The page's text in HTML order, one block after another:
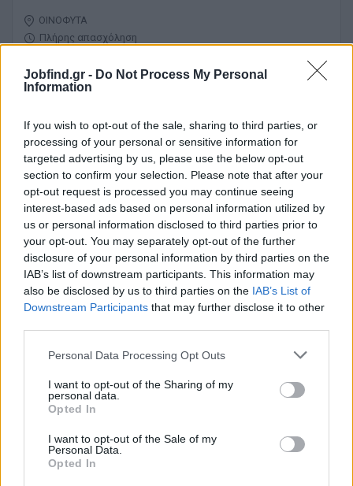
Jobfind.gr - Do Not Process My Personal
Information
If you wish to opt-out of the sale, sharing to third parties, or
processing of your personal or sensitive information for
targeted advertising by us, please use the below opt-out
section to confirm your selection. Please note that after your
opt-out request is processed you may continue seeing
interest-based ads based on personal information utilized by
us or personal information disclosed to third parties prior to
your opt-out. You may separately opt-out of the further
disclosure of your personal information by third parties on the
IAB’s list of downstream participants. This information may
also be disclosed by us to third parties on the IAB’s List of
Downstream Participants that may further disclose it to other
Personal Data Processing Opt Outs
I want to opt-out of the Sharing of my
personal data.
Opted In
I want to opt-out of the Sale of my
Personal Data.
Opted In
ΟΙΝΟΦΥΤΑ
Πλήρης απασχόληση
Ηλεκτρολόγος Συντήρησης
ΟΙΝΟΦΥΤΑ
Πλήρης απασχόληση
21/07/2026
Μηχανικός Συντήρησης
1